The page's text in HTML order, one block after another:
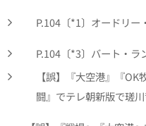
P.104〔*1〕オードリー
P.104〔*3〕バート・ラ
【誤】『大空港』『
闘』でテレ朝新版で瑳